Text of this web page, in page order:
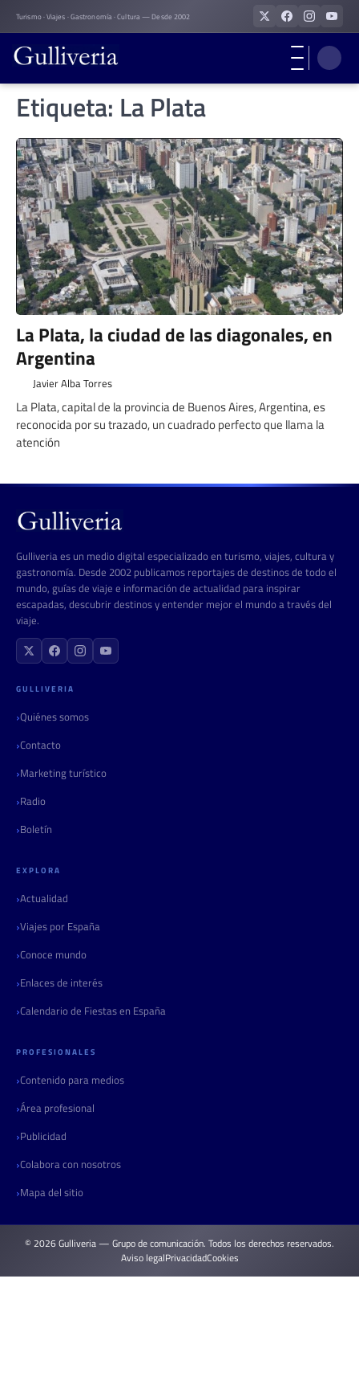
Skip
to
content
Turismo · Viajes · Gastronomía · Cultura — Desde 2002
Etiqueta: La Plata
La Plata, la ciudad de las diagonales, en
Argentina
Javier Alba Torres
La Plata, capital de la provincia de Buenos Aires, Argentina, es
reconocida por su trazado, un cuadrado perfecto que llama la
atención
Gulliveria es un medio digital especializado en turismo, viajes, cultura y
gastronomía. Desde 2002 publicamos reportajes de destinos de todo el
mundo, guías de viaje e información de actualidad para inspirar
escapadas, descubrir destinos y entender mejor el mundo a través del
viaje.
GULLIVERIA
Quiénes somos
Contacto
Marketing turístico
Radio
Boletín
EXPLORA
Actualidad
Viajes por España
Conoce mundo
Enlaces de interés
Calendario de Fiestas en España
PROFESIONALES
Contenido para medios
Área profesional
Publicidad
Colabora con nosotros
Mapa del sitio
© 2026 Gulliveria — Grupo de comunicación. Todos los derechos reservados.
Aviso legalPrivacidadCookies